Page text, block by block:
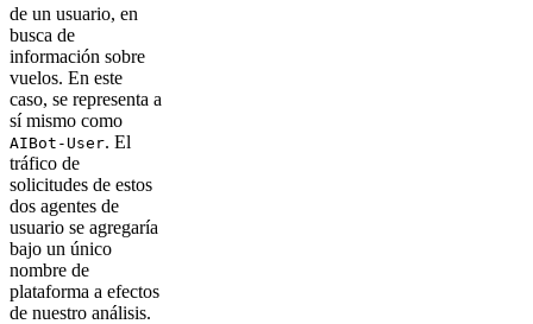
de un usuario, en
busca de
información sobre
vuelos. En este
caso, se representa a
sí mismo como
AIBot-User. El
tráfico de
solicitudes de estos
dos agentes de
usuario se agregaría
bajo un único
nombre de
plataforma a efectos
de nuestro análisis.